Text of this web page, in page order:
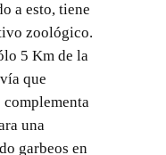
a esto, tiene
zoológico.
5 Km de la
que
complementa
una
garbeos en